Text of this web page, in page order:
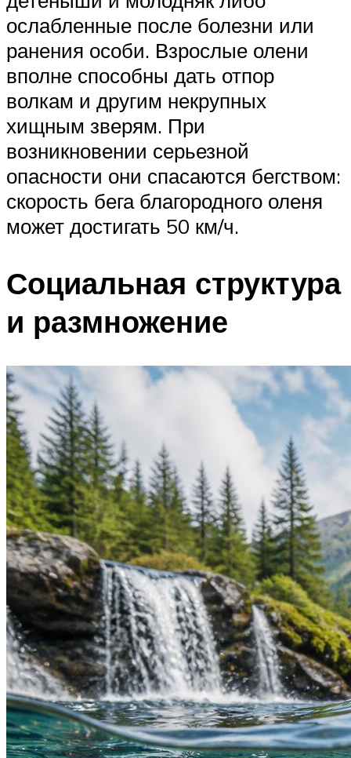
ослабленные после болезни или
ранения особи. Взрослые олени
вполне способны дать отпор
волкам и другим некрупных
хищным зверям. При
возникновении серьезной
опасности они спасаются бегством:
скорость бега благородного оленя
может достигать 50 км/ч.
Социальная структура
и размножение